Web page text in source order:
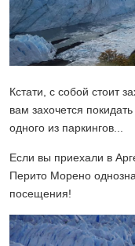
Кстати, с собой стоит
вам захочется
одного из паркингов...
Если вы приехали в
Перито Морено
посещения!